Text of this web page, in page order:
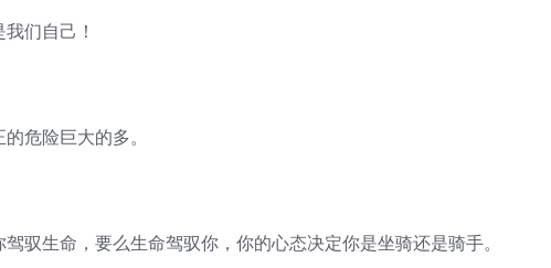
们自己！
危险巨大的多。
驭生命，要么生命驾驭你，你的心态决定你是坐骑还是骑手。